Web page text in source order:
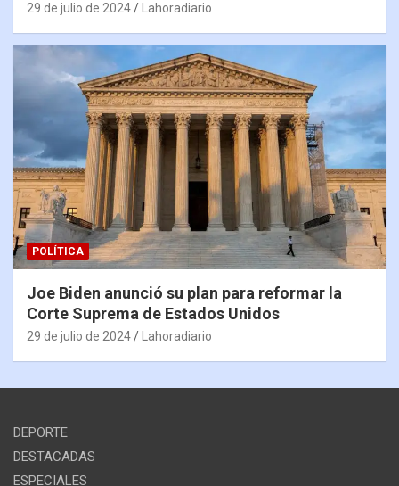
29 de julio de 2024 Lahoradiario
POLÍTICA
Joe Biden anunció su plan para reformar la
Corte Suprema de Estados Unidos
29 de julio de 2024 Lahoradiario
DEPORTE
DESTACADAS
ESPECIALES